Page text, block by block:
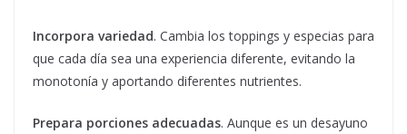
Incorpora variedad. Cambia los toppings y especias para
que cada día sea una experiencia diferente, evitando la
monotonía y aportando diferentes nutrientes.
Prepara porciones adecuadas. Aunque es un desayuno